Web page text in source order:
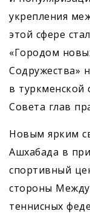
укрепления
этой сфере
«Городом
Содружества»
в туркменской
Совета глав
Новым ярким
Ашхабада в
спортивный
стороны
теннисных